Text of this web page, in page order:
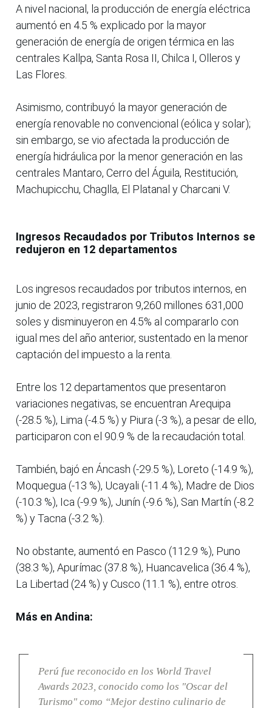
A nivel nacional, la producción de energía eléctrica
aumentó en 4.5 % explicado por la mayor
generación de energía de origen térmica en las
centrales Kallpa, Santa Rosa II, Chilca I, Olleros y
Las Flores.
Asimismo, contribuyó la mayor generación de
energía renovable no convencional (eólica y solar);
sin embargo, se vio afectada la producción de
energía hidráulica por la menor generación en las
centrales Mantaro, Cerro del Águila, Restitución,
Machupicchu, Chaglla, El Platanal y Charcani V.
Ingresos Recaudados por Tributos Internos se
redujeron en 12 departamentos
Los ingresos recaudados por tributos internos, en
junio de 2023, registraron 9,260 millones 631,000
soles y disminuyeron en 4.5% al compararlo con
igual mes del año anterior, sustentado en la menor
captación del impuesto a la renta.
Entre los 12 departamentos que presentaron
variaciones negativas, se encuentran Arequipa
(-28.5 %), Lima (-4.5 %) y Piura (-3 %), a pesar de ello,
participaron con el 90.9 % de la recaudación total.
También, bajó en Áncash (-29.5 %), Loreto (-14.9 %),
Moquegua (-13 %), Ucayali (-11.4 %), Madre de Dios
(-10.3 %), Ica (-9.9 %), Junín (-9.6 %), San Martín (-8.2
%) y Tacna (-3.2 %).
No obstante, aumentó en Pasco (112.9 %), Puno
(38.3 %), Apurímac (37.8 %), Huancavelica (36.4 %),
La Libertad (24 %) y Cusco (11.1 %), entre otros.
Más en Andina:
Perú fue reconocido en los World Travel
Awards 2023, conocido como los "Oscar del
Turismo" como “Mejor destino culinario de